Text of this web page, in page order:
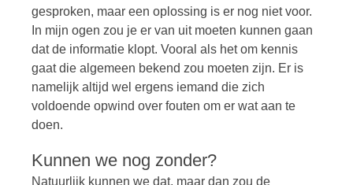
gesproken, maar een oplossing is er nog niet voor.
In mijn ogen zou je er van uit moeten kunnen gaan
dat de informatie klopt. Vooral als het om kennis
gaat die algemeen bekend zou moeten zijn. Er is
namelijk altijd wel ergens iemand die zich
voldoende opwind over fouten om er wat aan te
doen.
Kunnen we nog zonder?
Natuurlijk kunnen we dat, maar dan zou de